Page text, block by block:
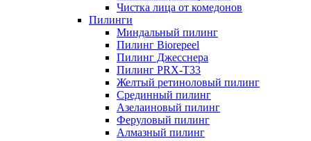
Чистка лица от комедонов
Пилинги
Миндальный пилинг
Пилинг Biorepeel
Пилинг Джесснера
Пилинг PRX-T33
Желтый ретиноловый пилинг
Срединный пилинг
Азелаиновый пилинг
Феруловый пилинг
Алмазный пилинг